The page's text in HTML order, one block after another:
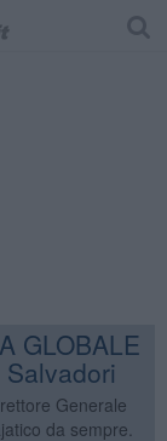
GLOBALE
Generale
da sempre.